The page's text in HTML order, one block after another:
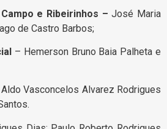
e Ribeirinhos –José Maria
de Castro Barbos;
– Hemerson Bruno Baia Palheta e
Aldo Vasconcelos Alvarez Rodrigues